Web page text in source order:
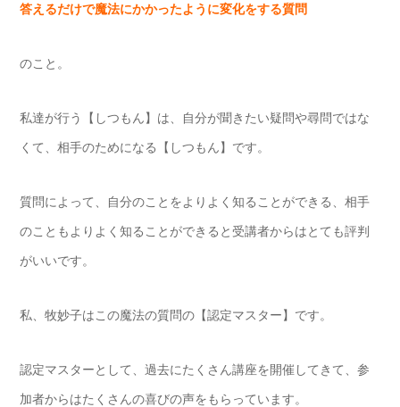
答えるだけで魔法にかかったように変化をする質問
のこと。
私達が行う【しつもん】は、自分が聞きたい疑問や尋問ではな
くて、相手のためになる【しつもん】です。
質問によって、自分のことをよりよく知ることができる、相手
のこともよりよく知ることができると受講者からはとても評判
がいいです。
私、牧妙子はこの魔法の質問の【認定マスター】です。
認定マスターとして、過去にたくさん講座を開催してきて、参
加者からはたくさんの喜びの声をもらっています。